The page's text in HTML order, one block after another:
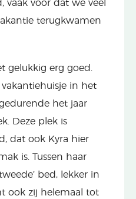
vaak voor dat we veel
terugkwamen
gelukkig erg goed.
in het
het jaar
Deze plek is
dat ook Kyra hier
is. Tussen haar
bed, lekker in
ook zij helemaal tot